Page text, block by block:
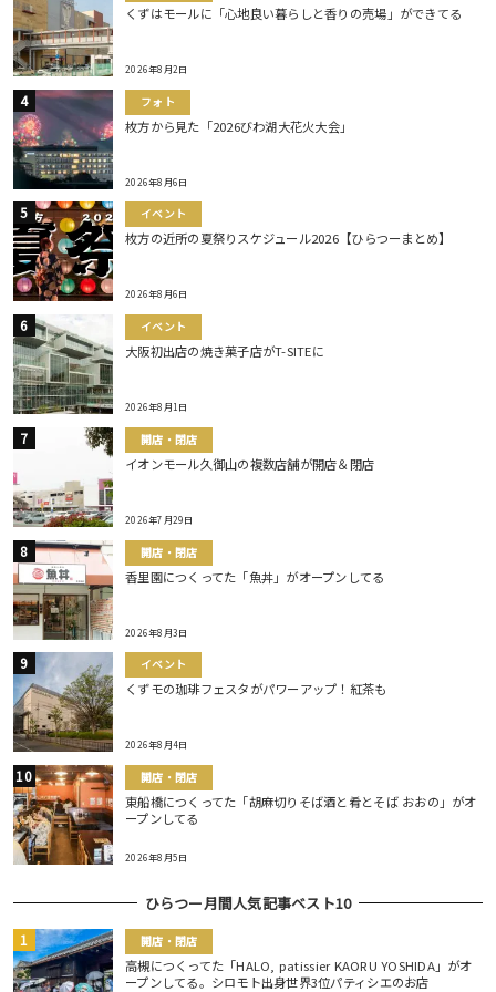
くずはモールに「心地良い暮らしと香りの売場」ができてる
2026年8月2日
フォト
枚方から見た「2026びわ湖大花火大会」
2026年8月6日
イベント
枚方の近所の夏祭りスケジュール2026【ひらつーまとめ】
2026年8月6日
イベント
大阪初出店の焼き菓子店がT-SITEに
2026年8月1日
開店・閉店
イオンモール久御山の複数店舗が開店＆閉店
2026年7月29日
開店・閉店
香里園につくってた「魚丼」がオープンしてる
2026年8月3日
イベント
くずモの珈琲フェスタがパワーアップ！紅茶も
2026年8月4日
開店・閉店
東船橋につくってた「胡麻切りそば酒と肴とそば おおの」がオ
ープンしてる
2026年8月5日
ひらつー月間人気記事ベスト10
開店・閉店
高槻につくってた「HALO, patissier KAORU YOSHIDA」がオ
ープンしてる。シロモト出身世界3位パティシエのお店